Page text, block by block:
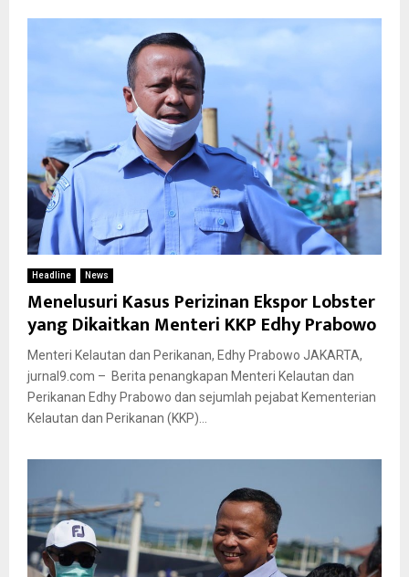
Headline News
Menelusuri Kasus Perizinan Ekspor Lobster
yang Dikaitkan Menteri KKP Edhy Prabowo
Menteri Kelautan dan Perikanan, Edhy Prabowo JAKARTA,
jurnal9.com – Berita penangkapan Menteri Kelautan dan
Perikanan Edhy Prabowo dan sejumlah pejabat Kementerian
Kelautan dan Perikanan (KKP)...